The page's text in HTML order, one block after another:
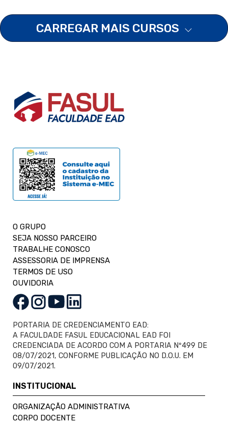
CARREGAR MAIS CURSOS
O GRUPO
SEJA NOSSO PARCEIRO
TRABALHE CONOSCO
ASSESSORIA DE IMPRENSA
TERMOS DE USO
OUVIDORIA
PORTARIA DE CREDENCIAMENTO EAD:
A FACULDADE FASUL EDUCACIONAL EAD FOI
CREDENCIADA DE ACORDO COM A PORTARIA Nº499 DE
08/07/2021, CONFORME PUBLICAÇÃO NO D.O.U. EM
09/07/2021.
INSTITUCIONAL
ORGANIZAÇÃO ADMINISTRATIVA
CORPO DOCENTE